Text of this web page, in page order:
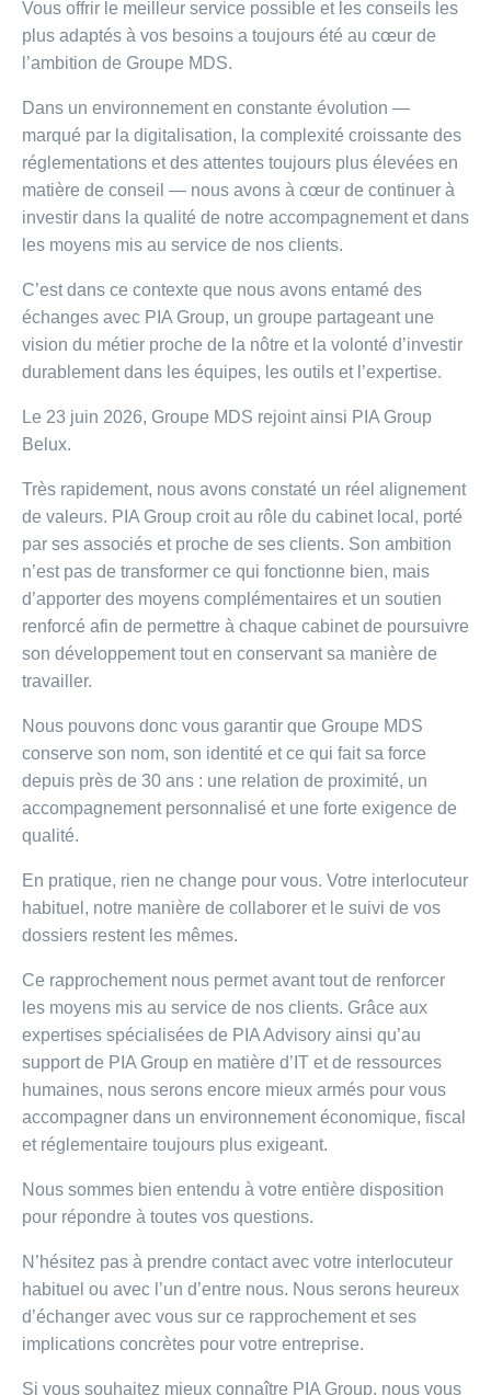
Vous offrir le meilleur service possible et les conseils les
plus adaptés à vos besoins a toujours été au cœur de
l’ambition de Groupe MDS.
Dans un environnement en constante évolution —
marqué par la digitalisation, la complexité croissante des
réglementations et des attentes toujours plus élevées en
matière de conseil — nous avons à cœur de continuer à
investir dans la qualité de notre accompagnement et dans
les moyens mis au service de nos clients.
C’est dans ce contexte que nous avons entamé des
échanges avec PIA Group, un groupe partageant une
vision du métier proche de la nôtre et la volonté d’investir
durablement dans les équipes, les outils et l’expertise.
Le 23 juin 2026, Groupe MDS rejoint ainsi PIA Group
Belux.
Très rapidement, nous avons constaté un réel alignement
de valeurs. PIA Group croit au rôle du cabinet local, porté
par ses associés et proche de ses clients. Son ambition
n’est pas de transformer ce qui fonctionne bien, mais
d’apporter des moyens complémentaires et un soutien
renforcé afin de permettre à chaque cabinet de poursuivre
son développement tout en conservant sa manière de
travailler.
Nous pouvons donc vous garantir que Groupe MDS
conserve son nom, son identité et ce qui fait sa force
depuis près de 30 ans : une relation de proximité, un
accompagnement personnalisé et une forte exigence de
qualité.
En pratique, rien ne change pour vous. Votre interlocuteur
habituel, notre manière de collaborer et le suivi de vos
dossiers restent les mêmes.
Ce rapprochement nous permet avant tout de renforcer
les moyens mis au service de nos clients. Grâce aux
expertises spécialisées de PIA Advisory ainsi qu’au
support de PIA Group en matière d’IT et de ressources
humaines, nous serons encore mieux armés pour vous
accompagner dans un environnement économique, fiscal
et réglementaire toujours plus exigeant.
Nous sommes bien entendu à votre entière disposition
pour répondre à toutes vos questions.
N’hésitez pas à prendre contact avec votre interlocuteur
habituel ou avec l’un d’entre nous. Nous serons heureux
d’échanger avec vous sur ce rapprochement et ses
implications concrètes pour votre entreprise.
Si vous souhaitez mieux connaître PIA Group, nous vous